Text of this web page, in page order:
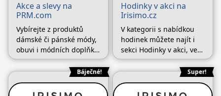
(Pokračování textu…)
Akce a slevy na
PRM.com
Vybírejte z produktů
dámské či pánské módy,
obuvi i módních doplňků
na PRM.com se slevami
až 60 %. Veškeré
zlevněné produkty jsou
pro Vás připraveny v
Hodinky v akci na
Irisimo.cz
V kategorii s nabídkou
hodinek můžete najít i
sekci Hodinky v akci, ve
které si můžete vybrat
ideální hodinky právě
pro vás. Irisimo přináší
ty nejhezčí a nejstylovější
Báječné! Super!